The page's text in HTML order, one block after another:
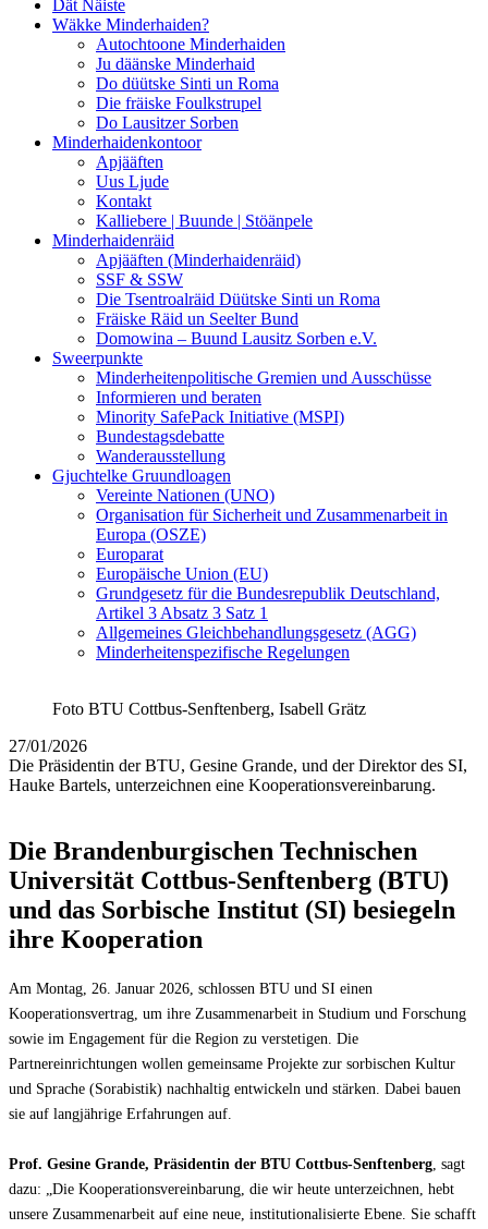
Dät Näiste
Wäkke Minderhaiden?
Autochtoone Minderhaiden
Ju däänske Minderhaid
Do düütske Sinti un Roma
Die fräiske Foulkstrupel
Do Lausitzer Sorben
Minderhaidenkontoor
Apjääften
Uus Ljude
Kontakt
Kalliebere | Buunde | Stöänpele
Minderhaidenräid
Apjääften (Minderhaidenräid)
SSF & SSW
Die Tsentroalräid Düütske Sinti un Roma
Fräiske Räid un Seelter Bund
Domowina – Buund Lausitz Sorben e.V.
Sweerpunkte
Minderheitenpolitische Gremien und Ausschüsse
Informieren und beraten
Minority SafePack Initiative (MSPI)
Bundestagsdebatte
Wanderausstellung
Gjuchtelke Gruundloagen
Vereinte Nationen (UNO)
Organisation für Sicherheit und Zusammenarbeit in
Europa (OSZE)
Europarat
Europäische Union (EU)
Grundgesetz für die Bundesrepublik Deutschland,
Artikel 3 Absatz 3 Satz 1
Allgemeines Gleichbehandlungsgesetz (AGG)
Minderheitenspezifische Regelungen
Foto BTU Cottbus-Senftenberg, Isabell Grätz
27/01/2026
Die Präsidentin der BTU, Gesine Grande, und der Direktor des SI,
Hauke Bartels, unterzeichnen eine Kooperationsvereinbarung.
Die Brandenburgischen Technischen
Universität Cottbus-Senftenberg (BTU)
und das Sorbische Institut (SI) besiegeln
ihre Kooperation
Am Montag, 26. Januar 2026, schlossen BTU und SI einen
Kooperationsvertrag, um ihre Zusammenarbeit in Studium und Forschung
sowie im Engagement für die Region zu verstetigen. Die
Partnereinrichtungen wollen gemeinsame Projekte zur sorbischen Kultur
und Sprache (Sorabistik) nachhaltig entwickeln und stärken. Dabei bauen
sie auf langjährige Erfahrungen auf.
Prof. Gesine Grande, Präsidentin der BTU Cottbus-Senftenberg , sagt
dazu: „Die Kooperationsvereinbarung, die wir heute unterzeichnen, hebt
unsere Zusammenarbeit auf eine neue, institutionalisierte Ebene. Sie schafft